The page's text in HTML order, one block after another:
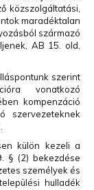
közszolgáltatási,
maradéktalan
származó
AB 15. old.
szerint
vonatkozó
kompenzáció
szervezeteknek
külön kezeli a
§ (2) bekezdése
személyek és
hulladék